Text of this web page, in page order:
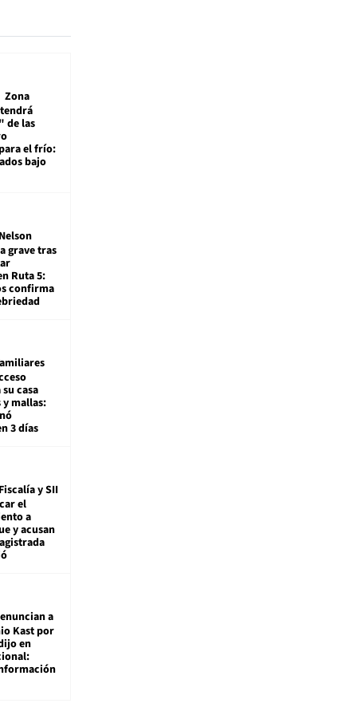
Zona
de las
el frío:
bajo
Nelson
grave tras
Ruta 5:
confirma
casa
mallas:
3 días
Fiscalía y SII
el
a
y acusan
a
Kast por
en